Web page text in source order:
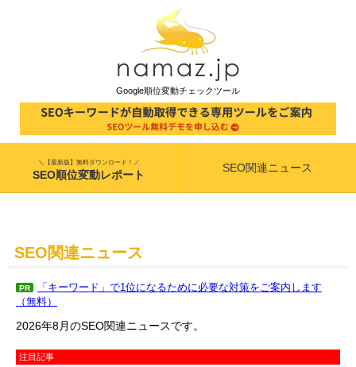
Google順位変動チェックツール
＼【最新版】無料ダウンロード！／
SEO順位変動レポート
SEO関連ニュース
SEO関連ニュース
PR
「キーワード」で1位になるために必要な対策をご案内します
（無料）
2026年8月のSEO関連ニュースです。
注目記事